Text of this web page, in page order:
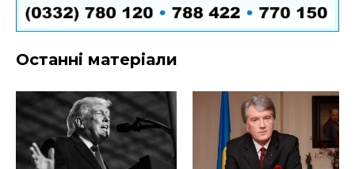
Останні матеріали